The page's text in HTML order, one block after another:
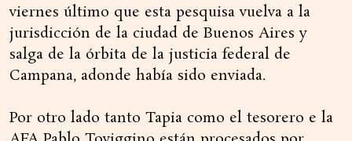
viernes último que esta pesquisa vuelva a la
jurisdicción de la ciudad de Buenos Aires y
salga de la órbita de la justicia federal de
Campana, adonde había sido enviada.
Por otro lado tanto Tapia como el tesorero e la